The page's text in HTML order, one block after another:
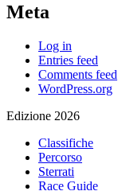
Meta
Log in
Entries feed
Comments feed
WordPress.org
Edizione 2026
Classifiche
Percorso
Sterrati
Race Guide